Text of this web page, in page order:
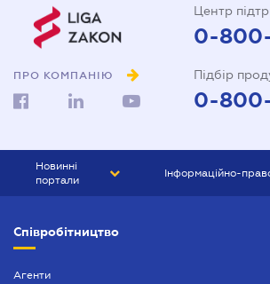
ПРО КОМПАНІЮ
Центр
0-
Підбір
0-
Новинні
портали
БІЗНЕС
Інформаційно-
Співробітництво
Агенти